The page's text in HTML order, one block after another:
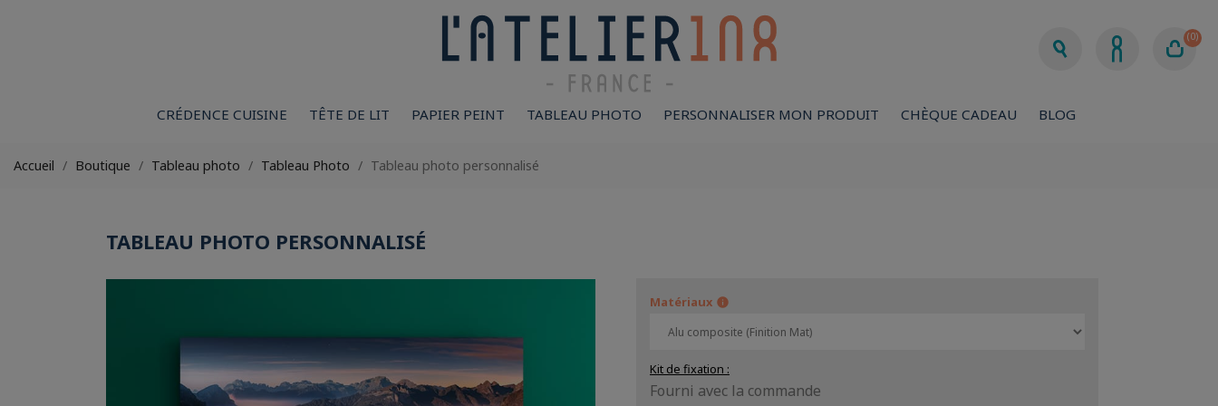
(0)
CRÉDENCE CUISINE TÊTE DE LIT PAPIER PEINT TABLEAU PHOTO PERSONNALISER MON PRODUIT CHÈQUE CADEAU BLOG
Accueil Boutique Tableau photo Tableau Photo Tableau photo personnalisé
TABLEAU PHOTO PERSONNALISÉ
Matériaux info
Kit de fixation :
Fourni avec la commande